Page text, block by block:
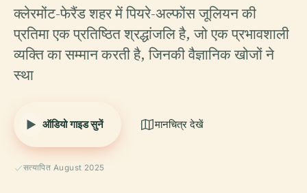
क्लेरमोंट-फेरैंड शहर में पियरे-अल्फोंस जूलियन की
प्रतिमा एक प्रतिष्ठित श्रद्धांजलि है, जो एक प्रभावशाली
व्यक्ति का सम्मान करती है, जिनकी वैज्ञानिक खोजों ने
स्था
ऑडियो गाइड सुनें मानचित्र देखें
सत्यापित August 2025